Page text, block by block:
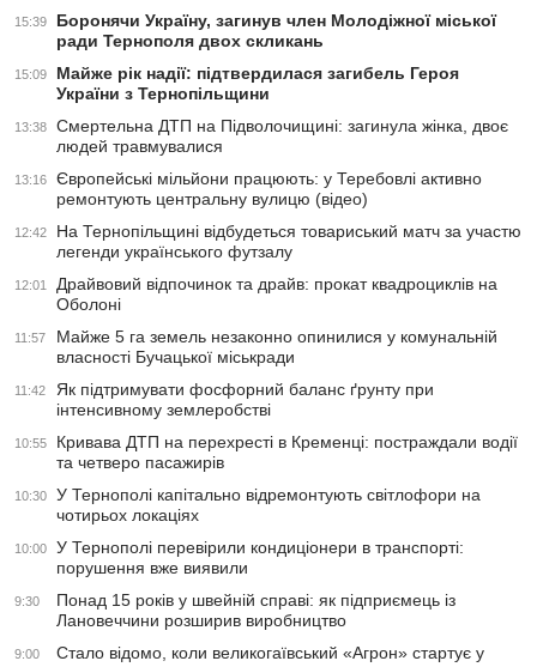
15:39
Боронячи Україну, загинув член Молодіжної міської
ради Тернополя двох скликань
15:09
Майже рік надії: підтвердилася загибель Героя
України з Тернопільщини
13:38
Смертельна ДТП на Підволочищині: загинула жінка, двоє
людей травмувалися
13:16
Європейські мільйони працюють: у Теребовлі активно
ремонтують центральну вулицю (відео)
12:42
На Тернопільщині відбудеться товариський матч за участю
легенди українського футзалу
12:01
Драйвовий відпочинок та драйв: прокат квадроциклів на
Оболоні
11:57
Майже 5 га земель незаконно опинилися у комунальній
власності Бучацької міськради
11:42
Як підтримувати фосфорний баланс ґрунту при
інтенсивному землеробстві
10:55
Кривава ДТП на перехресті в Кременці: постраждали водії
та четверо пасажирів
10:30
У Тернополі капітально відремонтують світлофори на
чотирьох локаціях
10:00
У Тернополі перевірили кондиціонери в транспорті:
порушення вже виявили
9:30
Понад 15 років у швейній справі: як підприємець із
Лановеччини розширив виробництво
9:00
Стало відомо, коли великогаївський «Агрон» стартує у